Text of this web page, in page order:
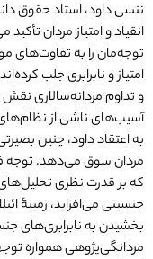
ننسی داود، استاد حقوق
انقیاد و امتیاز مردان
توجه‌مان را به تفاوت‌های
امتیاز و نابرابری جلب
و تداوم مردانه‌سالاری
آسیب‌های ناشی از
به اعتقاد داود، چنین
مردان سوق می‌دهد. توجه
که بر قدرت نظری
جنسیتی می‌افزاید، زمینۀ
بخشیدن به نابرابری‌های
مردانگی‌پژوهی همواره